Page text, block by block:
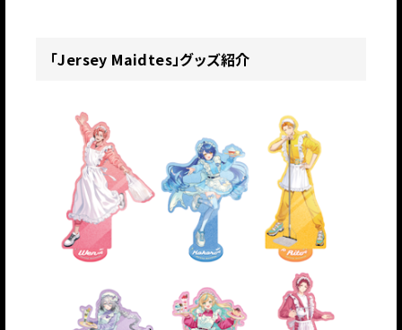
「Jersey Maidtes」グッズ紹介